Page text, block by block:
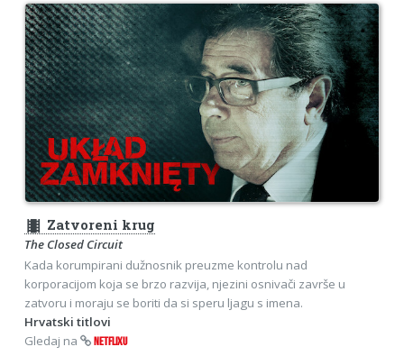
theaters Zatvoreni krug
The Closed Circuit
Kada korumpirani dužnosnik preuzme kontrolu nad
korporacijom koja se brzo razvija, njezini osnivači završe u
zatvoru i moraju se boriti da si speru ljagu s imena.
Hrvatski titlovi
Gledaj na
NETFLIXU